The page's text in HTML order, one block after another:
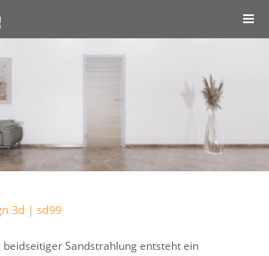
3d | sd99
beidseitiger Sandstrahlung entsteht ein